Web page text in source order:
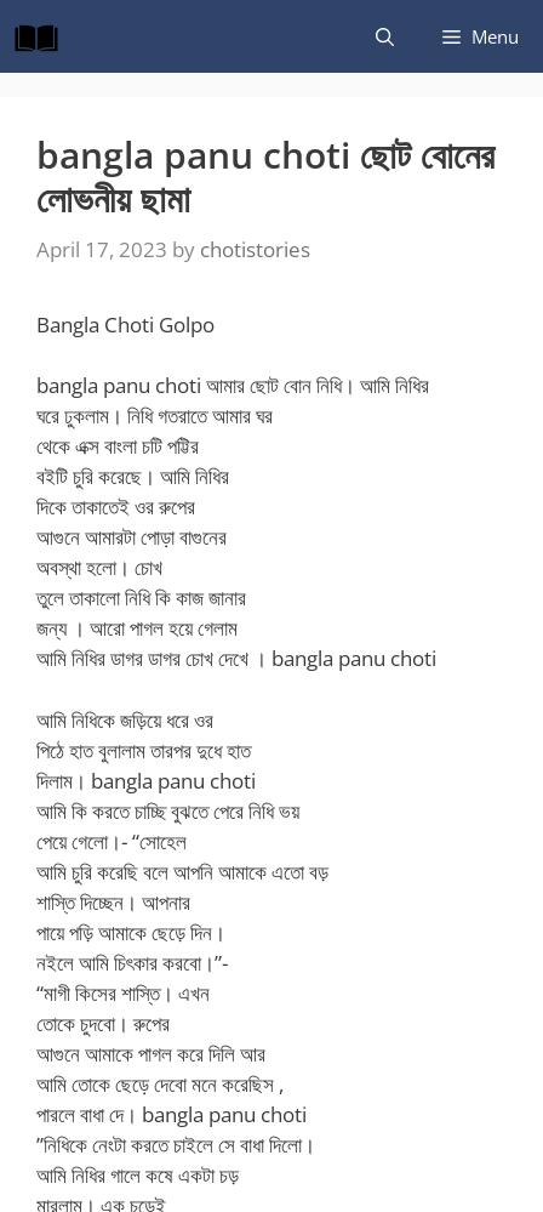
to
content
Menu
bangla panu choti ছোট বোনের
লোভনীয় ছামা
April 17, 2023 by chotistories
Bangla Choti Golpo
bangla panu choti আমার ছোট বোন নিধি। আমি নিধির
ঘরে ঢুকলাম। নিধি গতরাতে আমার ঘর
থেকে এক্স বাংলা চটি পট্টির
বইটি চুরি করেছে। আমি নিধির
দিকে তাকাতেই ওর রুপের
আগুনে আমারটা পোড়া বাগুনের
অবস্থা হলো। চোখ
তুলে তাকালো নিধি কি কাজ জানার
জন্য । আরো পাগল হয়ে গেলাম
আমি নিধির ডাগর ডাগর চোখ দেখে । bangla panu choti
আমি নিধিকে জড়িয়ে ধরে ওর
পিঠে হাত বুলালাম তারপর দুধে হাত
দিলাম। bangla panu choti
আমি কি করতে চাচ্ছি বুঝতে পেরে নিধি ভয়
পেয়ে গেলো।- “সোহেল
আমি চুরি করেছি বলে আপনি আমাকে এতো বড়
শাস্তি দিচ্ছেন। আপনার
পায়ে পড়ি আমাকে ছেড়ে দিন।
নইলে আমি চিৎকার করবো।”-
“মাগী কিসের শাস্তি। এখন
তোকে চুদবো। রুপের
আগুনে আমাকে পাগল করে দিলি আর
আমি তোকে ছেড়ে দেবো মনে করেছিস ,
পারলে বাধা দে। bangla panu choti
”নিধিকে নেংটা করতে চাইলে সে বাধা দিলো।
আমি নিধির গালে কষে একটা চড়
মারলাম। এক চড়েই